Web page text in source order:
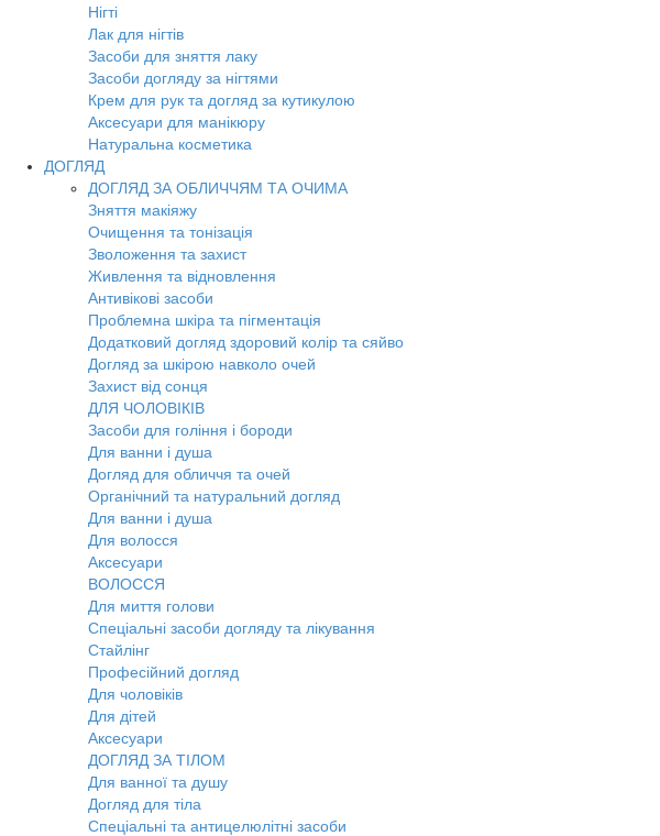
Нігті
Лак для нігтів
Засоби для зняття лаку
Засоби догляду за нігтями
Крем для рук та догляд за кутикулою
Аксесуари для манікюру
Натуральна косметика
ДОГЛЯД
ДОГЛЯД ЗА ОБЛИЧЧЯМ ТА ОЧИМА
Зняття макіяжу
Очищення та тонізація
Зволоження та захист
Живлення та відновлення
Антивікові засоби
Проблемна шкіра та пігментація
Додатковий догляд здоровий колір та сяйво
Догляд за шкірою навколо очей
Захист від сонця
ДЛЯ ЧОЛОВІКІВ
Засоби для гоління і бороди
Для ванни і душа
Догляд для обличчя та очей
Органічний та натуральний догляд
Для ванни і душа
Для волосся
Аксесуари
ВОЛОССЯ
Для миття голови
Спеціальні засоби догляду та лікування
Стайлінг
Професійний догляд
Для чоловіків
Для дітей
Аксесуари
ДОГЛЯД ЗА ТІЛОМ
Для ванної та душу
Догляд для тіла
Спеціальні та антицелюлітні засоби